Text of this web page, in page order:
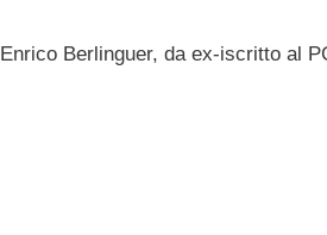
Berlinguer, da ex-iscritto al